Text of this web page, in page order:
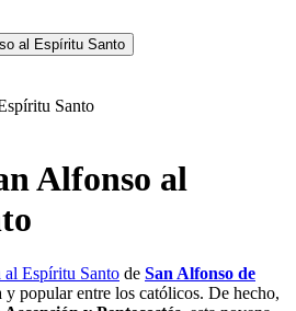
al Espíritu Santo
Santo
Alfonso al
al Espíritu Santo de San Alfonso de
y popular entre los católicos. De hecho,